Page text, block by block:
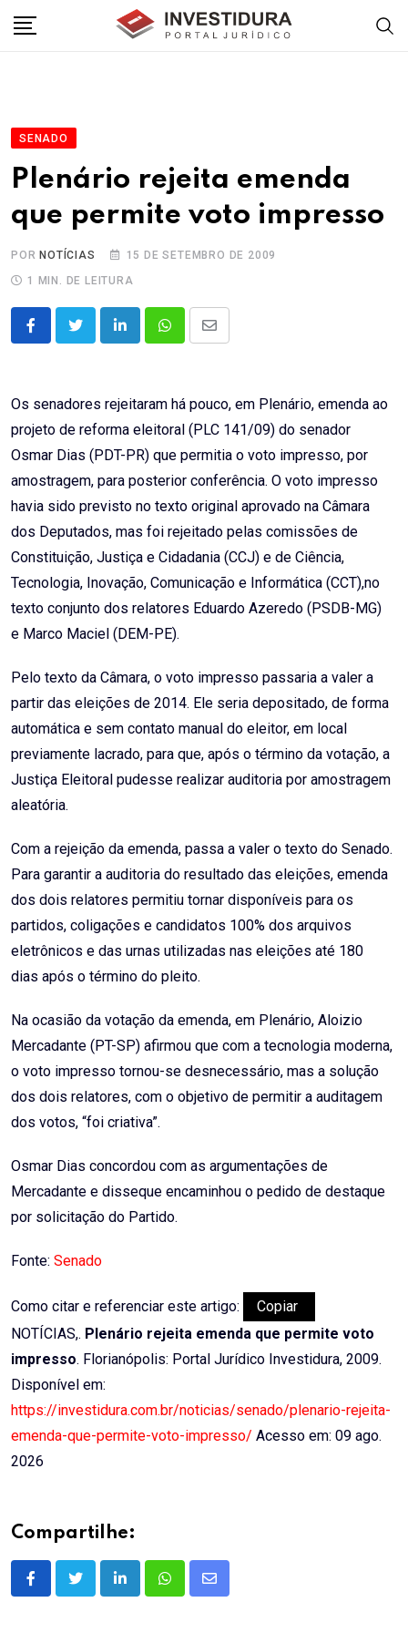
SENADO
Plenário rejeita emenda
que permite voto impresso
POR NOTÍCIAS
15 DE SETEMBRO DE 2009
1 MIN. DE LEITURA
LinkedInWhatsappShare
Os senadores rejeitaram há pouco, em Plenário, emenda ao
projeto de reforma eleitoral (PLC 141/09) do senador
Osmar Dias (PDT-PR) que permitia o voto impresso, por
amostragem, para posterior conferência. O voto impresso
havia sido previsto no texto original aprovado na Câmara
dos Deputados, mas foi rejeitado pelas comissões de
Constituição, Justiça e Cidadania (CCJ) e de Ciência,
Tecnologia, Inovação, Comunicação e Informática (CCT),no
texto conjunto dos relatores Eduardo Azeredo (PSDB-MG)
e Marco Maciel (DEM-PE).
Pelo texto da Câmara, o voto impresso passaria a valer a
partir das eleições de 2014. Ele seria depositado, de forma
automática e sem contato manual do eleitor, em local
previamente lacrado, para que, após o término da votação, a
Justiça Eleitoral pudesse realizar auditoria por amostragem
aleatória.
Com a rejeição da emenda, passa a valer o texto do Senado.
Para garantir a auditoria do resultado das eleições, emenda
dos dois relatores permitiu tornar disponíveis para os
partidos, coligações e candidatos 100% dos arquivos
eletrônicos e das urnas utilizadas nas eleições até 180
dias após o término do pleito.
Na ocasião da votação da emenda, em Plenário, Aloizio
Mercadante (PT-SP) afirmou que com a tecnologia moderna,
o voto impresso tornou-se desnecessário, mas a solução
dos dois relatores, com o objetivo de permitir a auditagem
dos votos, “foi criativa”.
Osmar Dias concordou com as argumentações de
Mercadante e disseque encaminhou o pedido de destaque
por solicitação do Partido.
Fonte: Senado
Como citar e referenciar este artigo:
Copiar
NOTÍCIAS,. Plenário rejeita emenda que permite voto
impresso. Florianópolis: Portal Jurídico Investidura, 2009.
Disponível em:
https://investidura.com.br/noticias/senado/plenario-rejeita-
emenda-que-permite-voto-impresso/ Acesso em: 09 ago.
2026
Compartilhe:
LinkedInWhatsappShare